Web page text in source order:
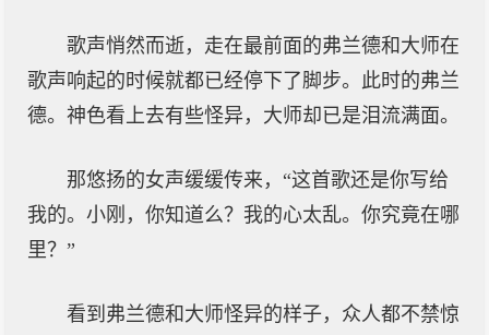
歌声悄然而逝，走在最前面的弗兰德和大师在
歌声响起的时候就都已经停下了脚步。此时的弗兰
德。神色看上去有些怪异，大师却已是泪流满面。
那悠扬的女声缓缓传来，“这首歌还是你写给
我的。小刚，你知道么？我的心太乱。你究竟在哪
里？”
看到弗兰德和大师怪异的样子，众人都不禁惊